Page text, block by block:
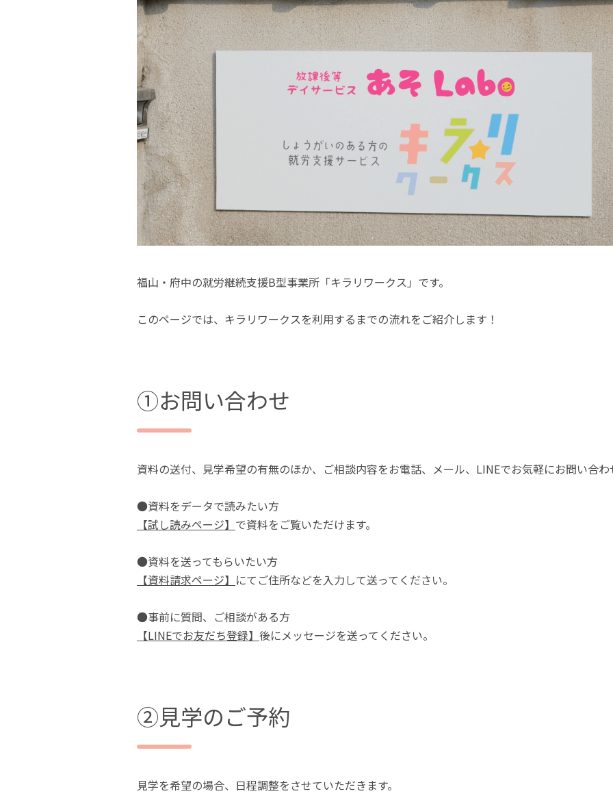
福山・府中の就労継続支援B型事業所「キラリワークス」です。
このページでは、キラリワークスを利用するまでの流れをご紹介します！
①お問い合わせ
資料の送付、見学希望の有無のほか、ご相談内容をお電話、メール、LINEでお気軽にお問い合わ
●資料をデータで読みたい方
【試し読みページ】 で資料をご覧いただけます。
●資料を送ってもらいたい方
【資料請求ページ】 にてご住所などを入力して送ってください。
●事前に質問、ご相談がある方
【LINEでお友だち登録】 後にメッセージを送ってください。
②見学のご予約
見学を希望の場合、日程調整をさせていただきます。